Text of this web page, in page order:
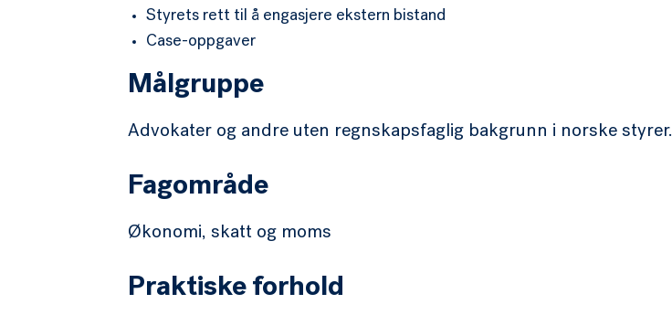
Styrets rett til å engasjere ekstern bistand
Case-oppgaver
Målgruppe
Advokater og andre uten regnskapsfaglig bakgrunn i norske styrer.
Fagområde
Økonomi, skatt og moms
Praktiske forhold